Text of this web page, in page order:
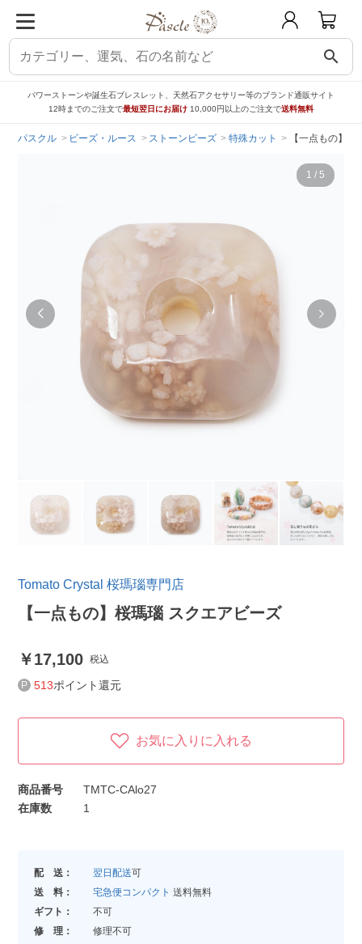
search
パワーストーンや誕生石ブレスレット、天然石アクセサリー等のブランド通販サイト
12時までのご注文で最短翌日にお届け 10,000円以上のご注文で送料無料
パスクル ビーズ・ルース ストーンビーズ 特殊カット 【一点もの】
1 / 5
Tomato Crystal 桜瑪瑙専門店
【一点もの】桜瑪瑙 スクエアビーズ
17,100 税込
513ポイント還元
お気に入りに入れる
商品番号
TMTC-CAlo27
在庫数
1
配 送： 翌日配送可
送 料：
宅急便コンパクト 送料無料
ギフト：
不可
修 理：
修理不可